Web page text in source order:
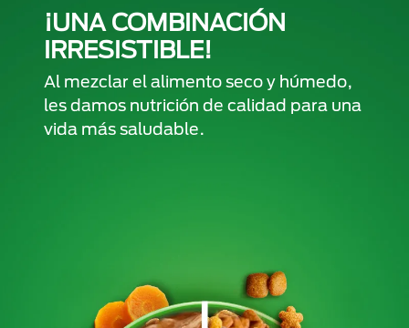
¡UNA COMBINACIÓN
IRRESISTIBLE!
Al mezclar el alimento seco y húmedo,
les damos nutrición de calidad para una
vida más saludable.